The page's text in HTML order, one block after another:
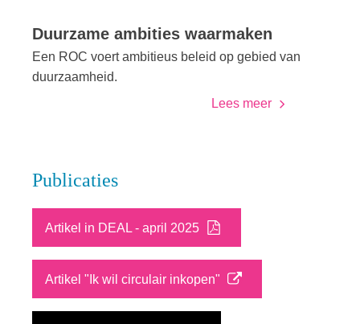
Duurzame ambities waarmaken
Een ROC voert ambitieus beleid op gebied van
duurzaamheid.
Lees meer
Publicaties
Artikel in DEAL - april 2025
Artikel "Ik wil circulair inkopen"